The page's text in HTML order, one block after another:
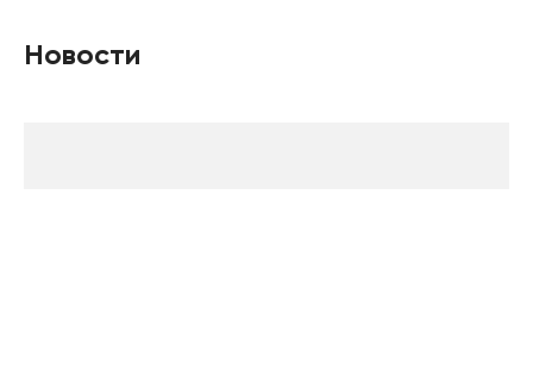
Новости